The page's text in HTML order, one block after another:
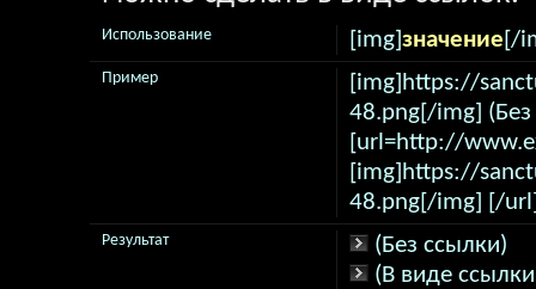
[img]значение[/
Использование
[img]https://
48.png[/img] (Без
[url=http://
[img]https://
48.png[/img] [/
Пример
(Без ссылки)
(В виде
Результат